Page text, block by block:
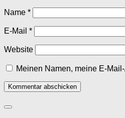
Name *
E-Mail *
Website
Meinen Namen, meine E-